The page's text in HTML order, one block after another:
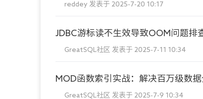
reddey 发表于 2025-7-20 10:17
JDBC游标读不生效导致OOM问题排
GreatSQL社区 发表于 2025-7-11 10:34
MOD函数索引实战：解决百万级数
GreatSQL社区 发表于 2025-7-9 10:34